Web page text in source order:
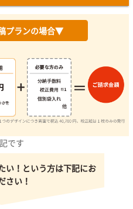
プランの場合▼
です
い！という方は下記にお
さい！